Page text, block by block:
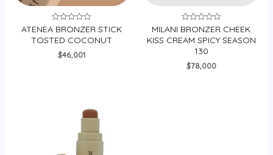
Valorado
0
ATENEA BRONZER STICK
TOSTED COCONUT
$46,001
Valorado
0
MILANI BRONZER CHEEK
KISS CREAM SPICY SEASON
130
$78,000